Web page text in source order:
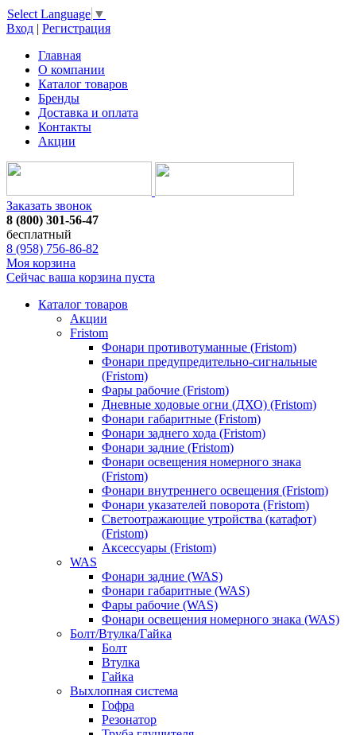
Select Language ▼
Вход | Регистрация
Главная
О компании
Каталог товаров
Бренды
Доставка и оплата
Контакты
Акции
Заказать звонок
8 (800) 301-56-47
бесплатный
8 (958) 756-86-82
Моя корзина
Сейчас ваша корзина пуста
Каталог товаров
Акции
Fristom
Фонари противотуманные (Fristom)
Фонари предупредительно-сигнальные
(Fristom)
Фары рабочие (Fristom)
Дневные ходовые огни (ДХО) (Fristom)
Фонари габаритные (Fristom)
Фонари заднего хода (Fristom)
Фонари задние (Fristom)
Фонари освещения номерного знака
(Fristom)
Фонари внутреннего освещения (Fristom)
Фонари указателей поворота (Fristom)
Светоотражающие утройства (катафот)
(Fristom)
Аксессуары (Fristom)
WAS
Фонари задние (WAS)
Фонари габаритные (WAS)
Фары рабочие (WAS)
Фонари освещения номерного знака (WAS)
Болт/Втулка/Гайка
Болт
Втулка
Гайка
Выхлопная система
Гофра
Резонатор